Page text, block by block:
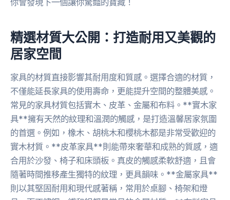
你會發現下一個讓你驚豔的寶藏！
精選材質大公開：打造耐用又美觀的
居家空間
家具的材質直接影響其耐用度和質感。選擇合適的材質，
不僅能延長家具的使用壽命，更能提升空間的整體美感。
常見的家具材質包括實木、皮革、金屬和布料。**實木家
具**擁有天然的紋理和溫潤的觸感，是打造溫馨居家氛圍
的首選。例如，橡木、胡桃木和櫻桃木都是非常受歡迎的
實木材質。**皮革家具**則能帶來奢華和成熟的質感，適
合用於沙發、椅子和床頭板。真皮的觸感柔軟舒適，且會
隨著時間推移產生獨特的紋理，更具韻味。**金屬家具**
則以其堅固耐用和現代感著稱，常用於桌腳、椅架和燈